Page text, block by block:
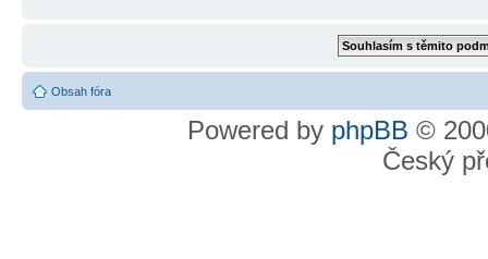
Obsah fóra
Powered by phpBB ©
Český